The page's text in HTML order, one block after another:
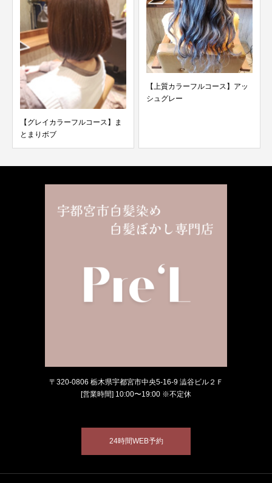
【グレイカラーフルコース】ま
とまりボブ
【上質カラーフルコース】アッ
シュグレー
〒320-0806 栃木県宇都宮市中央5-16-9 澁谷ビル２Ｆ
[営業時間] 10:00〜19:00 ※不定休
24時間WEB予約